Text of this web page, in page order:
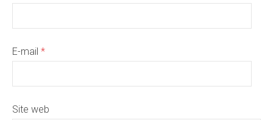
E-mail *
Site web